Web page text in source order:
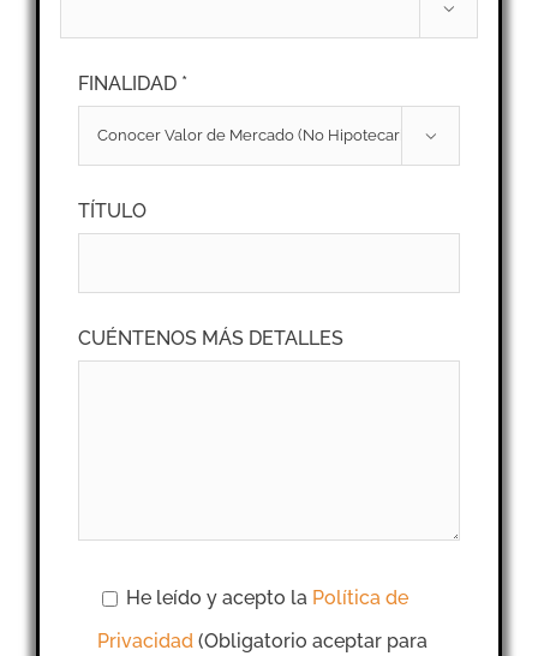

FINALIDAD *

TÍTULO
CUÉNTENOS MÁS DETALLES
He leído y acepto la Política de
Privacidad (Obligatorio aceptar para